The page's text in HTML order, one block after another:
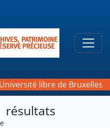
libre de Bruxelles
résultats